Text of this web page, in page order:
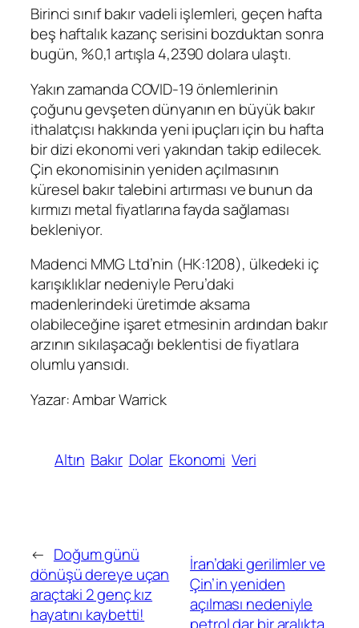
Birinci sınıfbakır vadeli işlemleri, geçen hafta
beş haftalık kazanç serisini bozduktan sonra
bugün, %0,1 artışla 4,2390 dolara ulaştı.
Yakın zamanda COVID-19 önlemlerinin
çoğunu gevşeten dünyanın en büyük bakır
ithalatçısı hakkında yeni ipuçları için bu hafta
bir dizi ekonomi veri yakından takip edilecek.
Çin ekonomisinin yeniden açılmasının
küresel bakır talebini artırması ve bunun da
kırmızı metal fiyatlarına fayda sağlaması
bekleniyor.
Madenci MMGLtd’nin (HK:1208), ülkedeki iç
karışıklıklar nedeniyle Peru’daki
madenlerindeki üretimde aksama
olabileceğine işaret etmesinin ardından bakır
arzının sıkılaşacağı beklentisi de fiyatlara
olumlu yansıdı.
Yazar: Ambar Warrick
Altın Bakır Dolar Ekonomi Veri
← Doğum günü
dönüşü dereye uçan
araçtaki 2 genç kız
hayatını kaybetti!
İran’daki gerilimler ve
Çin’in yeniden
açılması nedeniyle